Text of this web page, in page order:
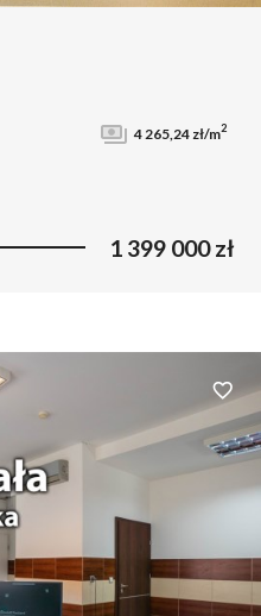
4 265,24 zł/m2
1 399 000 zł
Dodaj